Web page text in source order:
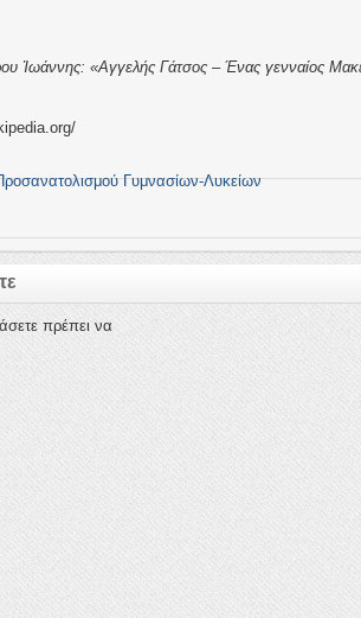
Ἰωάννης: «Αγγελής Γάτσος – Ένας γενναίος
Γυμνασίων-Λυκείων
πρέπει να